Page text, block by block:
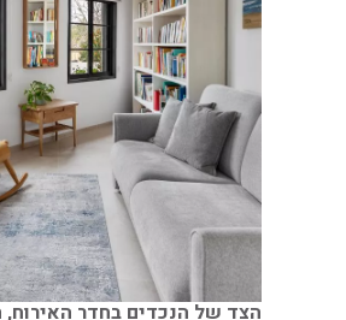
הצד של הנכדים בחדר